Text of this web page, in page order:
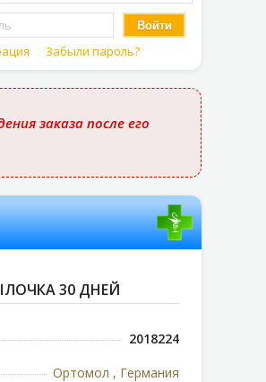
Войти
Забыли пароль?
заказа после его
30 ДНЕЙ
2018224
Ортомол , Германия